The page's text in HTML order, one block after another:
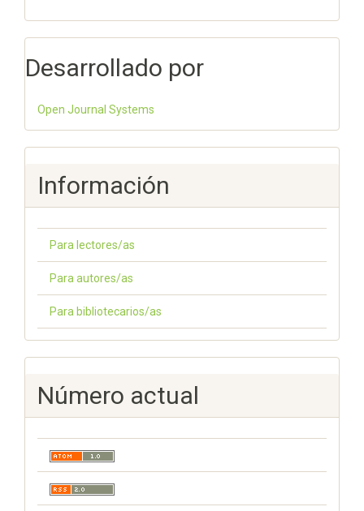
Desarrollado por
Open Journal Systems
Información
Para lectores/as
Para autores/as
Para bibliotecarios/as
Número actual